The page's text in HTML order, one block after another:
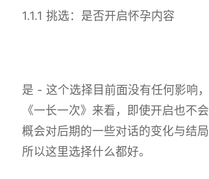
1.1.1 挑选：是否开启怀孕内容
是 - 这个选择目前面没有任何影响
《一长一次》来看，即使开启也不
概会对后期的一些对话的变化与结局
所以这里选择什么都好。